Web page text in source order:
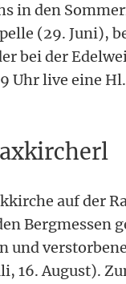
in den
(29. Juni),
bei der
Uhr live eine
auf der
Bergmessen
und
16. August).